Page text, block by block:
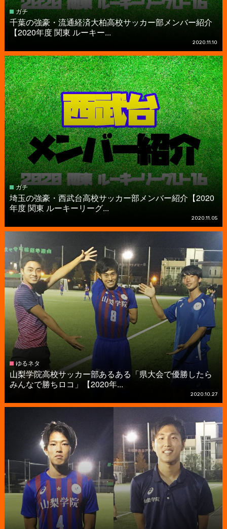
ガチ
千葉の強豪・流通経済大柏高校サッカー部メンバー紹介
【2020年度 関東 ルーキー...
2020.11.10
ガチ
埼玉の強豪・西武台高校サッカー部メンバー紹介【2020
年度 関東 ルーキーリーグ...
2020.11.05
ゆるネタ
山梨学院高校サッカー部あるある「県大会で優勝したら
みんなで勝ちロコ」【2020年...
2020.10.27